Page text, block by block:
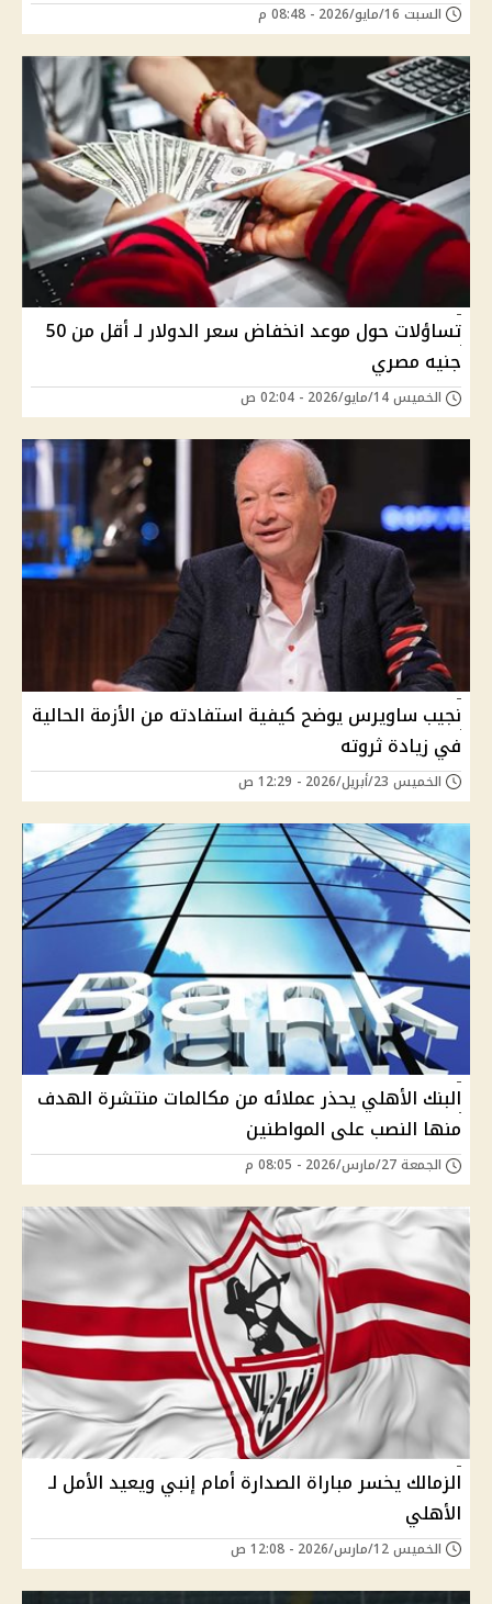
السبت 16/مايو/2026 - 08:48 م
تساؤلات حول موعد انخفاض سعر الدولار لـ أقل من 50
جنيه مصري
الخميس 14/مايو/2026 - 02:04 ص
نجيب ساويرس يوضح كيفية استفادته من الأزمة الحالية
في زيادة ثروته
الخميس 23/أبريل/2026 - 12:29 ص
البنك الأهلي يحذر عملائه من مكالمات منتشرة الهدف
منها النصب على المواطنين
الجمعة 27/مارس/2026 - 08:05 م
الزمالك يخسر مباراة الصدارة أمام إنبي ويعيد الأمل لـ
الأهلي
الخميس 12/مارس/2026 - 12:08 ص